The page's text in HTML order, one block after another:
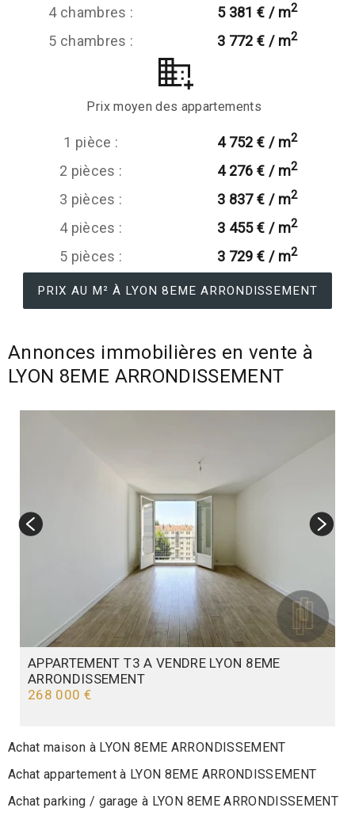
4 chambres : 5 381 € / m2
5 chambres : 3 772 € / m2
Prix moyen des appartements
1 pièce : 4 752 € / m2
2 pièces : 4 276 € / m2
3 pièces : 3 837 € / m2
4 pièces : 3 455 € / m2
5 pièces : 3 729 € / m2
PRIX AU M² À LYON 8EME ARRONDISSEMENT
Annonces immobilières en vente à
LYON 8EME ARRONDISSEMENT
APPARTEMENT T3 A VENDRE LYON 8EME
ARRONDISSEMENT
268 000 €
Achat maison à LYON 8EME ARRONDISSEMENT
Achat appartement à LYON 8EME ARRONDISSEMENT
Achat parking / garage à LYON 8EME ARRONDISSEMENT